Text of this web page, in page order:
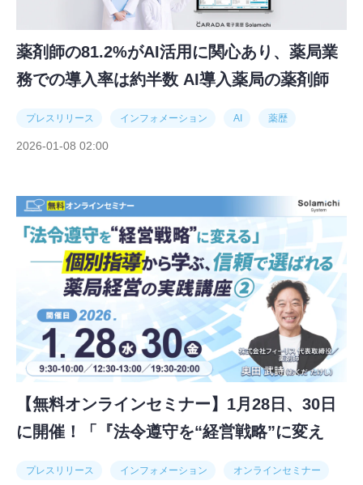
薬剤師の81.2%がAI活用に関心あり、薬局業
務での導入率は約半数 AI導入薬局の薬剤師
プレスリリース インフォメーション AI 薬歴
2026-01-08 02:00
【無料オンラインセミナー】1月28日、30日
に開催！「『法令遵守を“経営戦略”に変え
プレスリリース インフォメーション オンラインセミナー